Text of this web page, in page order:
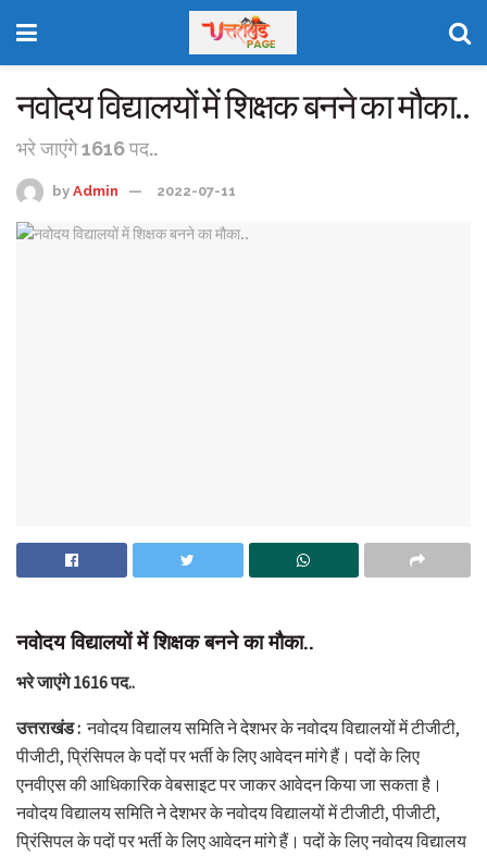
नवोदय विद्यालयों में शिक्षक बनने का मौका..
भरे जाएंगे 1616 पद..
by Admin 2022-07-11
नवोदय विद्यालयों में शिक्षक बनने का मौका..
भरे जाएंगे 1616 पद..
उत्तराखंड : नवोदय विद्यालय समिति ने देशभर के नवोदय विद्यालयों में टीजीटी,
पीजीटी, प्रिंसिपल के पदों पर भर्ती के लिए आवेदन मांगे हैं। पदों के लिए
एनवीएस की आधिकारिक वेबसाइट पर जाकर आवेदन किया जा सकता है।
नवोदय विद्यालय समिति ने देशभर के नवोदय विद्यालयों में टीजीटी, पीजीटी,
प्रिंसिपल के पदों पर भर्ती के लिए आवेदन मांगे हैं। पदों के लिए नवोदय विद्यालय